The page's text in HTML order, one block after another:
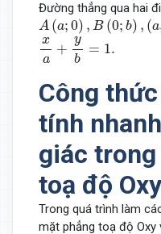
Đường thẳng qua hai
A (a;0) , B (0; b) , (a
A a 0),B 0;b), ab ≠0
x
a
+
y
b
= 1.
xa+ y b= 1.
Công
tính
giác
toạ độ Oxy
Trong quá trình làm
mặt phẳng toạ độ